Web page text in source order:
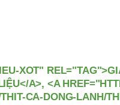
XOT"
A>, <A
CA-DONG-LANH/